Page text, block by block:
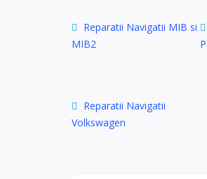
Reparatii Navigatii MIB si
MIB2
Reparatii Navigatii
Volkswagen